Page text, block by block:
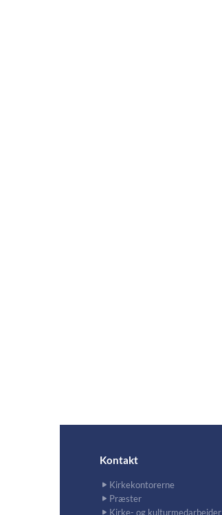
Kontakt
Kirkekontorerne
Præster
Kirke- og kulturmedarbejder